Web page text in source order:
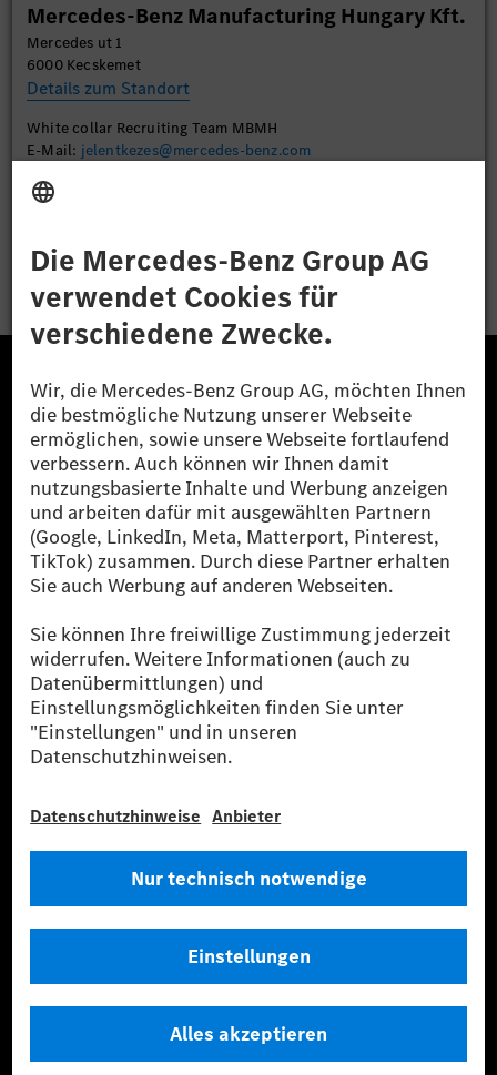
Mercedes-Benz Manufacturing Hungary Kft.
Mercedes ut 1
6000 Kecskemet
Details zum Standort
White collar Recruiting Team MBMH
E-Mail: jelentkezes@mercedes-benz.com
Bewerben
Die Mercedes-Benz Group.
Die Mercedes-Benz Group AG (ehemals Daimler AG)
ist eines der erfolgreichsten Automobilunternehmen
der Welt. Mit der Mercedes-Benz AG gehören wir zu
den größten Anbietern von Premium- und Luxus-Pkw
und Vans. Die Mercedes-Benz Mobility AG bietet
Finanzierung, Leasing, Fahrzeugabos und –miete,
Flottenmanagement, digitale Services rund um Laden
und Bezahlen, die Vermittlung von Versicherungen
sowie innovative Mobilitätsdienstleistungen an.
Mehr erfahren
Technische Support-Hotline Kontakt Standorte
Rechtliche Hinweise
Einstellungen